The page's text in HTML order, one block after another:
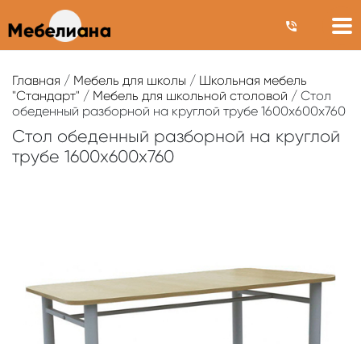
Главная / Мебель для школы / Школьная мебель
"Стандарт" / Мебель для школьной столовой / Стол
обеденный разборной на круглой трубе 1600х600х760
Стол обеденный разборной на круглой
трубе 1600х600х760